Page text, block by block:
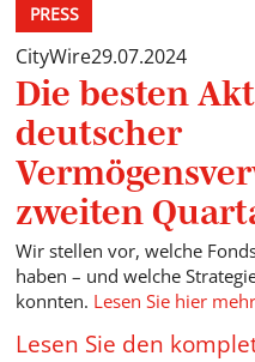
PRESS
CityWire29.07.2024
Die besten
deutscher
zweiten
Wir stellen vor, welche
haben – und welche
konnten. Lesen Sie hier
Lesen Sie den